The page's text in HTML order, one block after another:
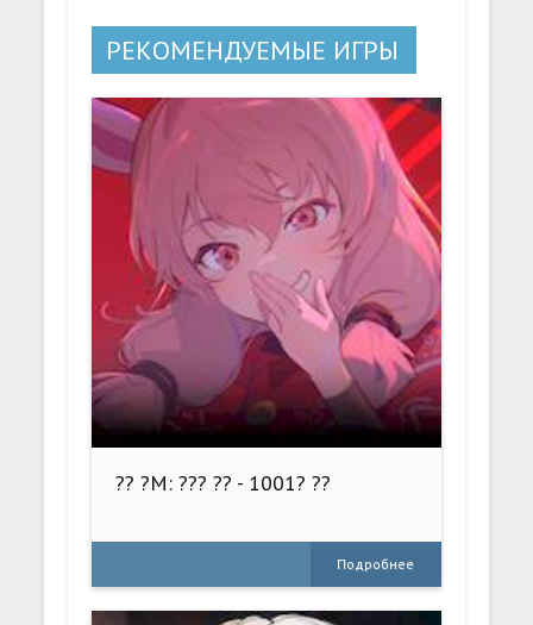
РЕКОМЕНДУЕМЫЕ ИГРЫ
?? ?M: ??? ?? - 1001? ??
Подробнее